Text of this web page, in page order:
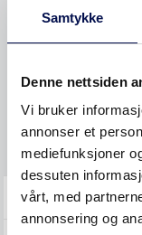
Samtykke
Denne nettsiden
Vi bruker
annonser et
mediefunksjoner
dessuten
vårt, med
annonsering og
BESTILLE
Vedlikehold
GENERELT